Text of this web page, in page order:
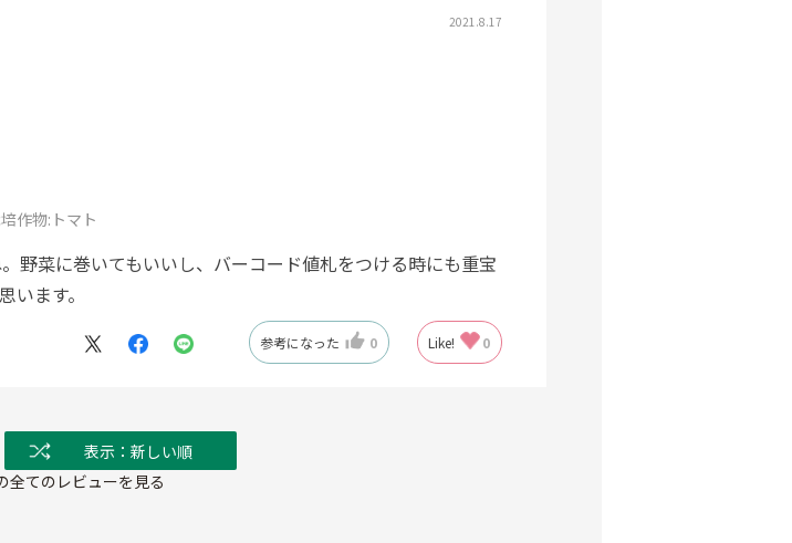
2021.8.17
作物: トマト
野菜に巻いてもいいし、バーコード値札をつける時にも重宝
います。
参考になった 0 Like! 0
表示：新しい順
全てのレビューを見る